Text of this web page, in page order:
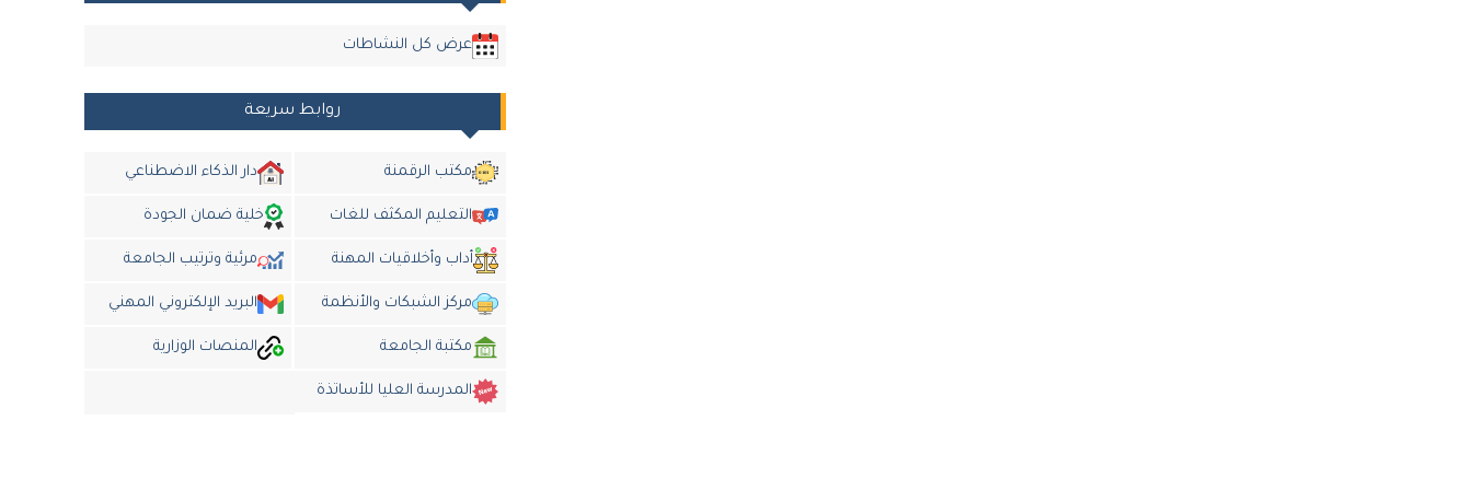
عرض كل النشاطات
روابط سريعة
مكتب الرقمنة دار الذكاء الاضطناعي
التعليم المكثف للغات خلية ضمان الجودة
أداب وأخلاقيات المهنة مرئية وترتيب الجامعة
مركز الشبكات والأنظمة البريد الإلكتروني المهني
مكتبة الجامعة المنصات الوزارية
المدرسة العليا للأساتذة